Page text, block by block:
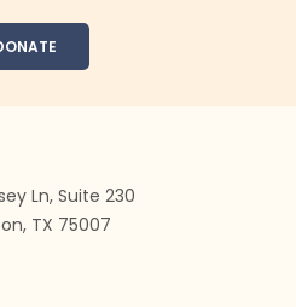
Ln, Suite 230
TX 75007